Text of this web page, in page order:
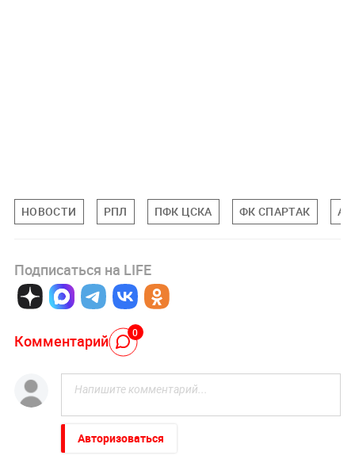
НОВОСТИ РПЛ ПФК ЦСКА ФК СПАРТАК
Подписаться на LIFE
Комментарий 0
Авторизоваться